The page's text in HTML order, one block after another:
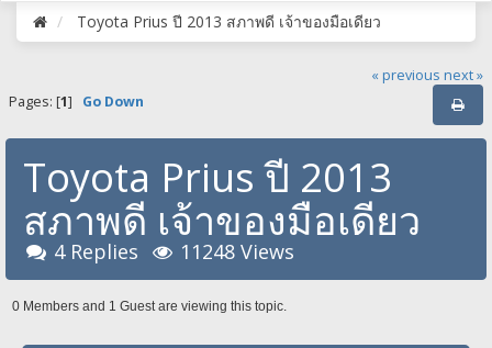
Toyota Prius ปี 2013 สภาพดี เจ้าของมือเดียว
« previous next »
Pages: [1] Go Down
Toyota Prius ปี 2013
สภาพดี เจ้าของมือเดียว
4 Replies 11248 Views
0 Members and 1 Guest are viewing this topic.